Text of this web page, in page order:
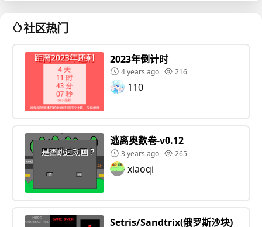
间约为20小时。有一些小的Bug注意到了，但会在后面
的更新中修复。
社区热门
2023年倒计时
4 years ago 216
110
逃离奥数卷-v0.12
3 years ago 265
xiaoqi
Setris/Sandtrix(俄罗斯沙块)